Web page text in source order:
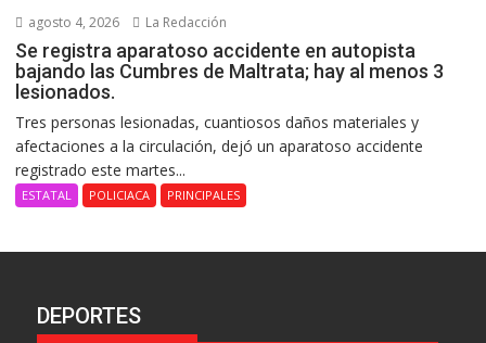
agosto 4, 2026 La Redacción
Se registra aparatoso accidente en autopista
bajando las Cumbres de Maltrata; hay al menos 3
lesionados.
Tres personas lesionadas, cuantiosos daños materiales y
afectaciones a la circulación, dejó un aparatoso accidente
registrado este martes...
ESTATAL POLICIACA PRINCIPALES
DEPORTES